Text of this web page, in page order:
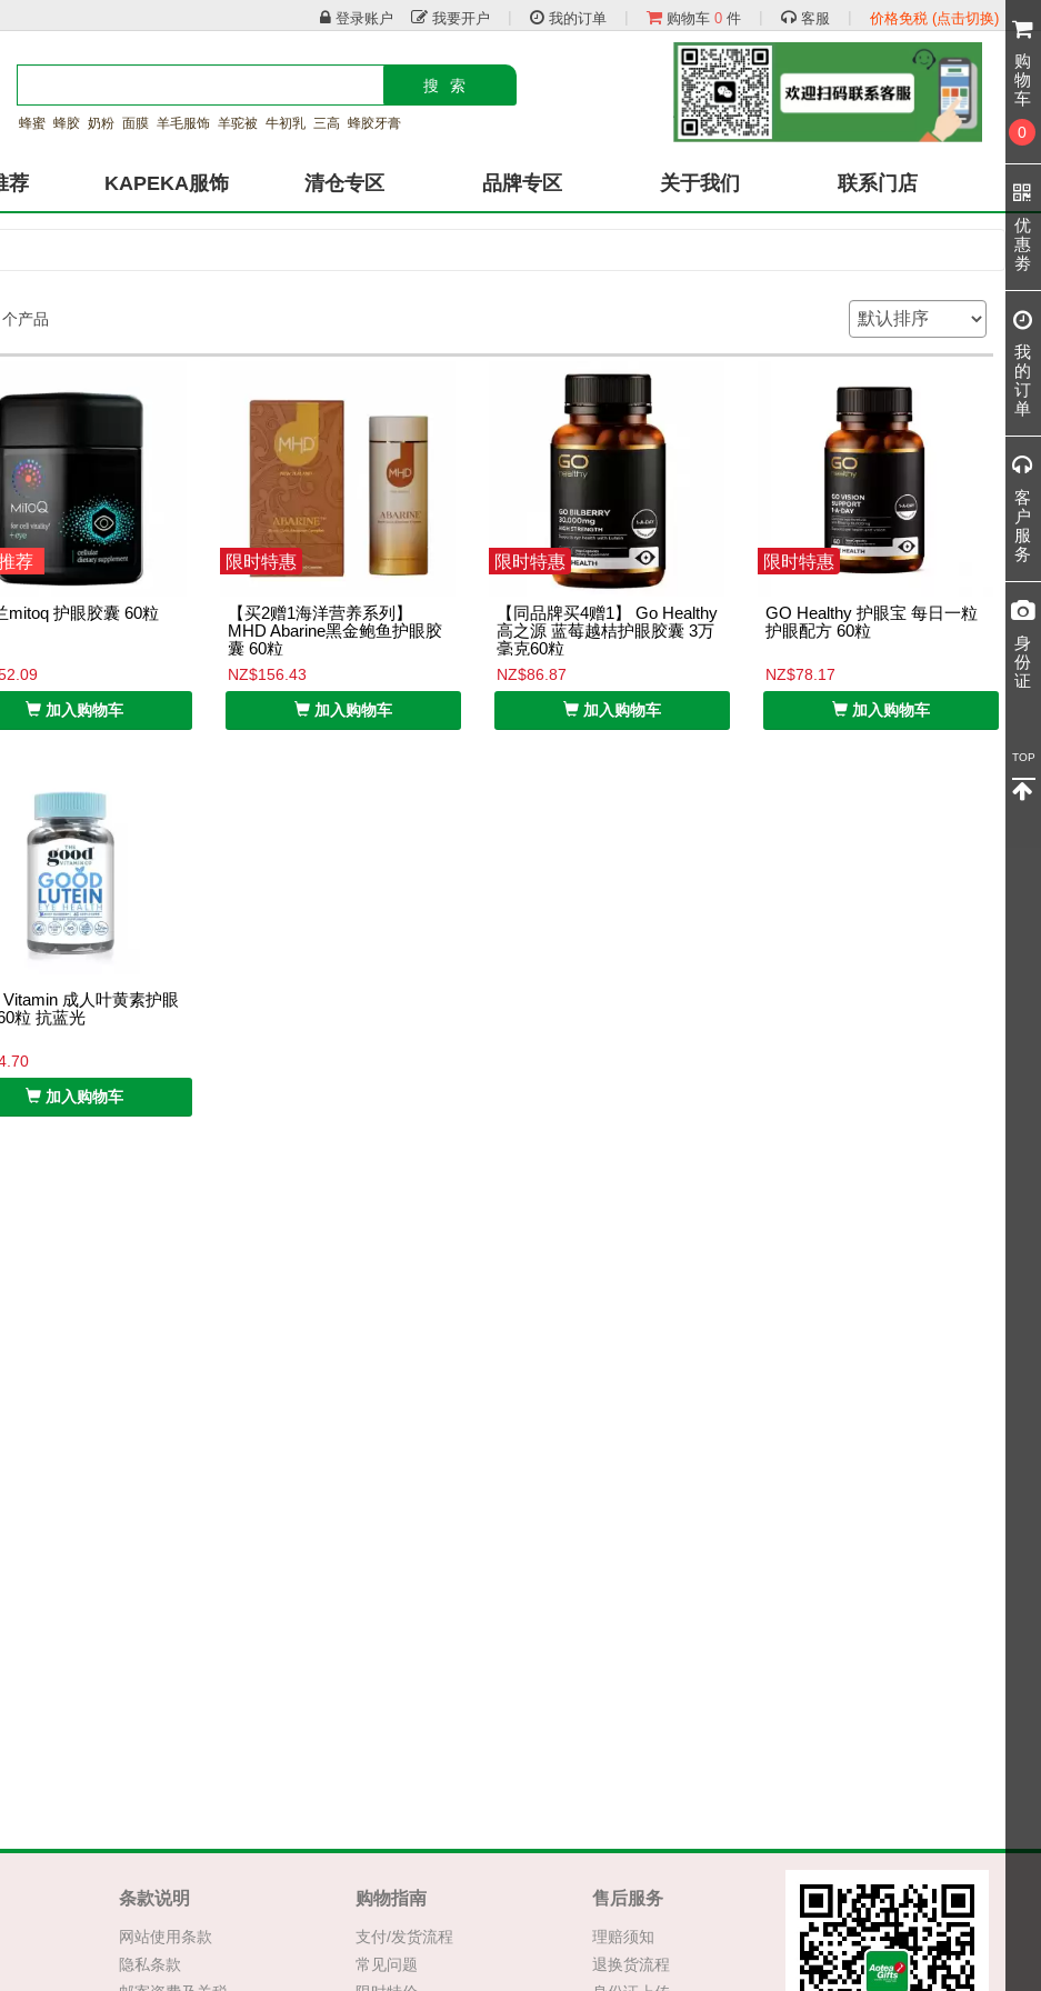
购
物
车
0
优
惠
劵
我
的
订
单
客
户
服
务
身
份
证
TOP
登录账户 我要开户 | 我的订单 | 购物车 0件 | 客服 | 价格免税 (点击切换)
搜索
蜂蜜 蜂胶 奶粉 面膜 羊毛服饰 羊驼被 牛初乳 三高 蜂胶牙膏
荐 KAPEKA服饰 清仓专区 品牌专区 关于我们 联系门店
产品
荐
mitoq 护眼胶囊 60粒
加入购物车
限时特惠
【买2赠1海洋营养系列】
MHD Abarine黑金鲍鱼护眼胶
囊 60粒
NZ$156.43
加入购物车
限时特惠
【同品牌买4赠1】 Go Healthy
高之源 蓝莓越桔护眼胶囊 3万
毫克60粒
NZ$86.87
加入购物车
限时特惠
GO Healthy 护眼宝 每日一粒
护眼配方 60粒
NZ$78.17
加入购物车
成人叶黄素护眼
粒 抗蓝光
加入购物车
条款说明
网站使用条款
隐私条款
购物指南
支付/发货流程
常见问题
售后服务
理赔须知
退换货流程